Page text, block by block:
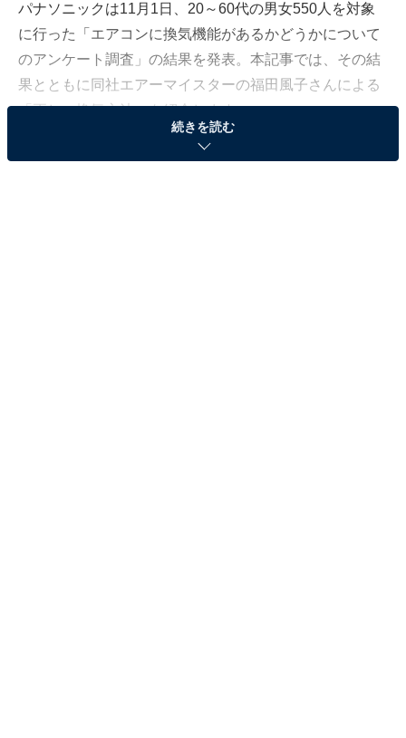
パナソニックは11月1日、20～60代の男女550人を対象
に行った「エアコンに換気機能があるかどうかについて
のアンケート調査」の結果を発表。本記事では、その結
果とともに同社エアーマイスターの福田風子さんによる
「正しい換気方法」を紹介します。
続きを読む